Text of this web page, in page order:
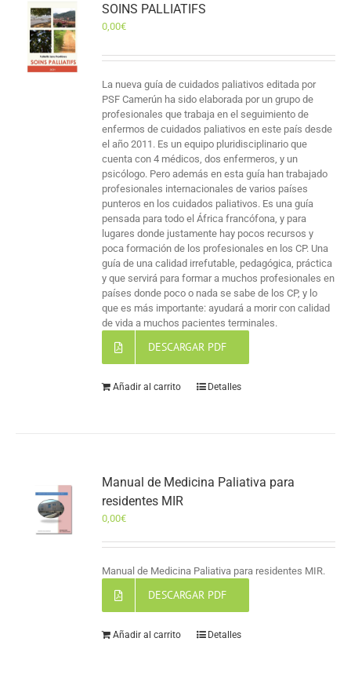
SOINS PALLIATIFS
0,00€
La nueva guía de cuidados paliativos editada por
PSF Camerún ha sido elaborada por un grupo de
profesionales que trabaja en el seguimiento de
enfermos de cuidados paliativos en este país desde
el año 2011. Es un equipo pluridisciplinario que
cuenta con 4 médicos, dos enfermeros, y un
psicólogo. Pero además en esta guía han trabajado
profesionales internacionales de varios países
punteros en los cuidados paliativos. Es una guía
pensada para todo el África francófona, y para
lugares donde justamente hay pocos recursos y
poca formación de los profesionales en los CP. Una
guía de una calidad irrefutable, pedagógica, práctica
y que servirá para formar a muchos profesionales en
países donde poco o nada se sabe de los CP, y lo
que es más importante: ayudará a morir con calidad
de vida a muchos pacientes terminales.
DESCARGAR PDF
Añadir al carrito Detalles
Manual de Medicina Paliativa para
residentes MIR
0,00€
Manual de Medicina Paliativa para residentes MIR.
DESCARGAR PDF
Añadir al carrito Detalles